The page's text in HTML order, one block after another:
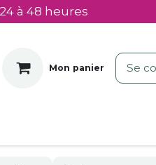
à 48 heures
Mon panier Se